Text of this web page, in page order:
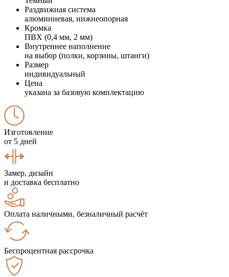
Раздвижная система
алюминиевая, нижнеопорная
Кромка
ПВХ (0,4 мм, 2 мм)
Внутреннее наполнение
на выбор (полки, корзины, штанги)
Размер
индивидуальный
Цена
указана за базовую комплектацию
Изготовление
от 5 дней
Замер, дизайн
и доставка бесплатно
Оплата наличными, безналичный расчёт
Беспроцентная рассрочка